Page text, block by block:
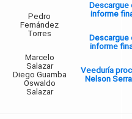
Pedro
Fernández
Torres
Marcelo
Salazar
Diego Guamba
Oswaldo
Salazar
Descargue
informe
Descargue
informe
Veeduría
Nelson